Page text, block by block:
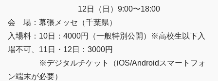
12日（日）9:00〜18:00
会 場：幕張メッセ（千葉県）
入場料：10日：4000円（一般特別公開）※高校生以下入
場不可、11日・12日：3000円
※デジタルチケット（iOS/Androidスマートフォ
ン端末が必要）